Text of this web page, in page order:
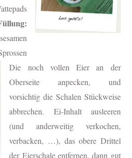
Die noch vollen Eier an der
Oberseite anpecken, und
vorsichtig die Schalen Stückweise
abbrechen. Ei-Inhalt ausleeren
(und anderweitig verkochen,
verbacken, …), das obere Drittel
der Eierschale entfernen, dann gut